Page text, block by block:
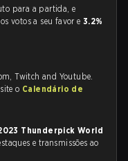
para a partida, e
votos a seu favor e3.2%
Twitch and Youtube.
o Calendário de
Thunderpick World
e transmissões ao